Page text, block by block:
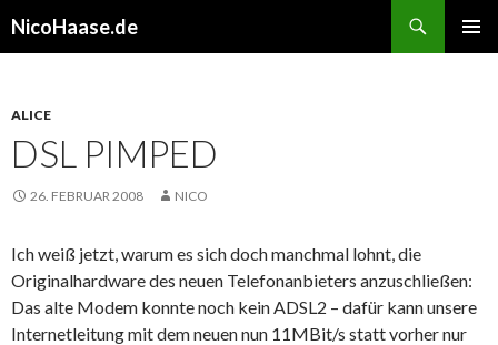
NicoHaase.de
ALICE
DSL PIMPED
26. FEBRUAR 2008 NICO
Ich weiß jetzt, warum es sich doch manchmal lohnt, die
Originalhardware des neuen Telefonanbieters anzuschließen:
Das alte Modem konnte noch kein ADSL2 – dafür kann unsere
Internetleitung mit dem neuen nun 11MBit/s statt vorher nur